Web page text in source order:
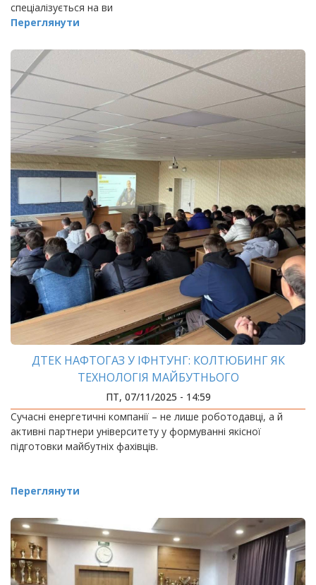
спеціалізується на ви
Переглянути
ДТЕК НАФТОГАЗ У ІФНТУНГ: КОЛТЮБИНГ ЯК
ТЕХНОЛОГІЯ МАЙБУТНЬОГО
ПТ, 07/11/2025 - 14:59
Сучасні енергетичні компанії – не лише роботодавці, а й
активні партнери університету у формуванні якісної
підготовки майбутніх фахівців.
Переглянути